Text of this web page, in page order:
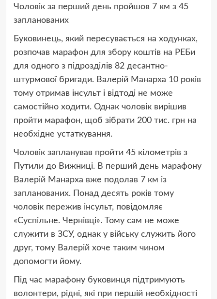
Чоловік за перший день пройшов 7 км з 45
запланованих
Буковинець, який пересувається на ходунках,
розпочав марафон для збору коштів на РЕБи
для одного з підрозділів 82 десантно-
штурмової бригади. Валерій Манарха 10 років
тому отримав інсульт і відтоді не може
самостійно ходити. Однак чоловік вирішив
пройти марафон, щоб зібрати 200 тис. грн на
необхідне устаткування.
Чоловік запланував пройти 45 кілометрів з
Путили до Вижниці. В перший день марафону
Валерій Манарха вже подолав 7 км із
запланованих. Понад десять років тому
чоловік пережив інсульт, повідомляє
«Суспільне. Чернівці». Тому сам не може
служити в ЗСУ, однак у війську служить його
друг, тому Валерій хоче таким чином
допомогти йому.
Під час марафону буковинця підтримують
волонтери, рідні, які при першій необхідності